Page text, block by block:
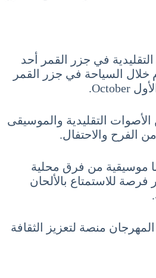
في جزر القمر أحد
خلال السياحة في جزر القمر
التقليدية والموسيقى
الفرح والاحتفال.
موسيقية من فرق محلية
فرصة للاستمتاع بالألحان
منصة لتعزيز الثقافة